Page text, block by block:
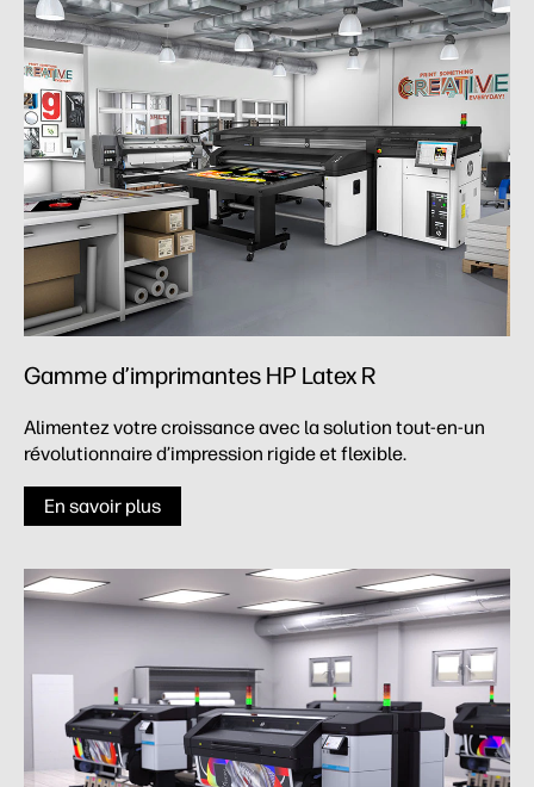
Gamme d’imprimantes HP Latex R
Alimentez votre croissance avec la solution tout-en-un
révolutionnaire d’impression rigide et flexible.
En savoir plus